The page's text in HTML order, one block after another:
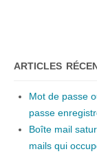
ARTICLES
Mot de passe
passe
Boîte mail
mails qui